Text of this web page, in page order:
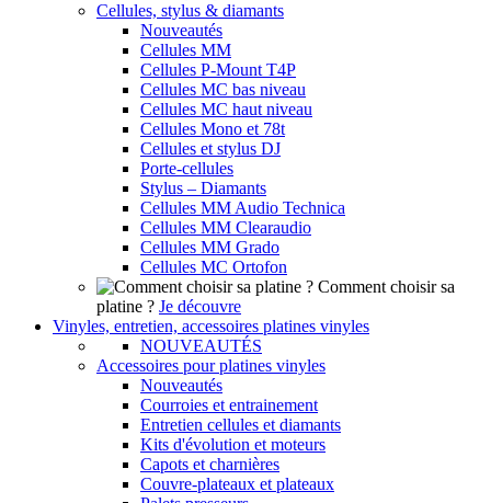
Cellules, stylus & diamants
Nouveautés
Cellules MM
Cellules P-Mount T4P
Cellules MC bas niveau
Cellules MC haut niveau
Cellules Mono et 78t
Cellules et stylus DJ
Porte-cellules
Stylus – Diamants
Cellules MM Audio Technica
Cellules MM Clearaudio
Cellules MM Grado
Cellules MC Ortofon
Comment choisir sa
platine ? Je découvre
Vinyles, entretien, accessoires platines vinyles
NOUVEAUTÉS
Accessoires pour platines vinyles
Nouveautés
Courroies et entrainement
Entretien cellules et diamants
Kits d'évolution et moteurs
Capots et charnières
Couvre-plateaux et plateaux